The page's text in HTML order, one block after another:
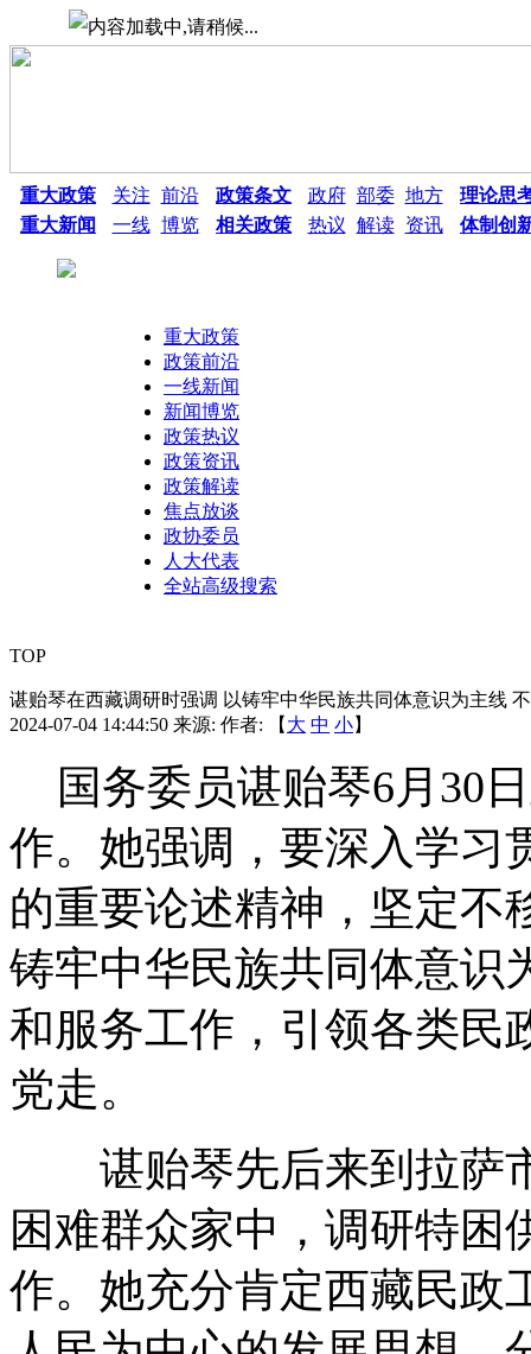
重大政策 关注 前沿 政策条文 政府 部委 地方
理论思
重大新闻
一线 博览 相关政策 热议 解读 资讯 体制创
重大政策
政策前沿
一线新闻
新闻博览
政策热议
政策资讯
政策解读
焦点放谈
政协委员
人大代表
全站高级搜索
TOP
谌贻琴在西藏调研时强调 以铸牢中华民族共同体意识为主线
2024-07-04 14:44:50 来源: 作者: 【 大 中 小】
国务委员谌贻琴6月30
作。她强调，要深入学习
的重要论述精神，坚定不
铸牢中华民族共同体意识
和服务工作，引领各类民
党走。
谌贻琴先后来到拉萨
困难群众家中，调研特困
作。她充分肯定西藏民政